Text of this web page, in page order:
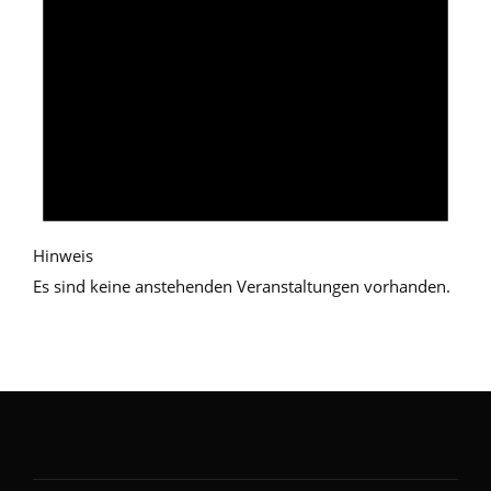
Hinweis
Es sind keine anstehenden Veranstaltungen vorhanden.